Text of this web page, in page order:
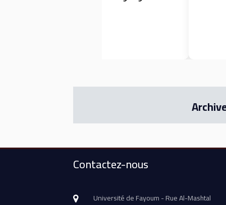
Contactez-nous
Université de Fayoum - Rue Al-Mashtal